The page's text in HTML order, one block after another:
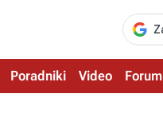
Poradniki Video Forum